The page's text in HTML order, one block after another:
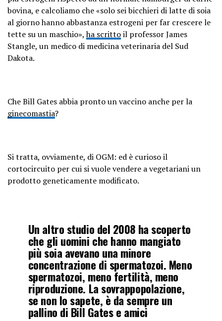
bovina, e calcoliamo che «solo sei bicchieri di latte di soia
al giorno hanno abbastanza estrogeni per far crescere le
tette su un maschio»,ha scrittoil professor James
Stangle, un medico di medicina veterinaria del Sud
Dakota.
Che Bill Gates abbia pronto un vaccino anche per la
ginecomastia?
Si tratta, ovviamente, di OGM: ed è curioso il
cortocircuito per cui si vuole vendere a vegetariani un
prodotto geneticamente modificato.
Un altro studio del 2008 ha scoperto
che gli uomini che hanno mangiato
più soia avevano una minore
concentrazione di spermatozoi. Meno
spermatozoi, meno fertilità, meno
riproduzione. La sovrappopolazione,
se non lo sapete, è da sempre un
pallino di Bill Gates e amici